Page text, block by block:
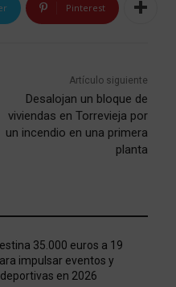
Pinterest
Artículo siguiente
Desalojan un bloque de
viviendas en Torrevieja por
un incendio en una primera
planta
35.000 euros a 19
impulsar eventos y
en 2026